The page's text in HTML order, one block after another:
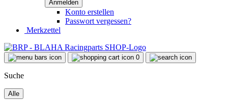
Konto erstellen
Passwort vergessen?
Merkzettel
0
Suche
Alle